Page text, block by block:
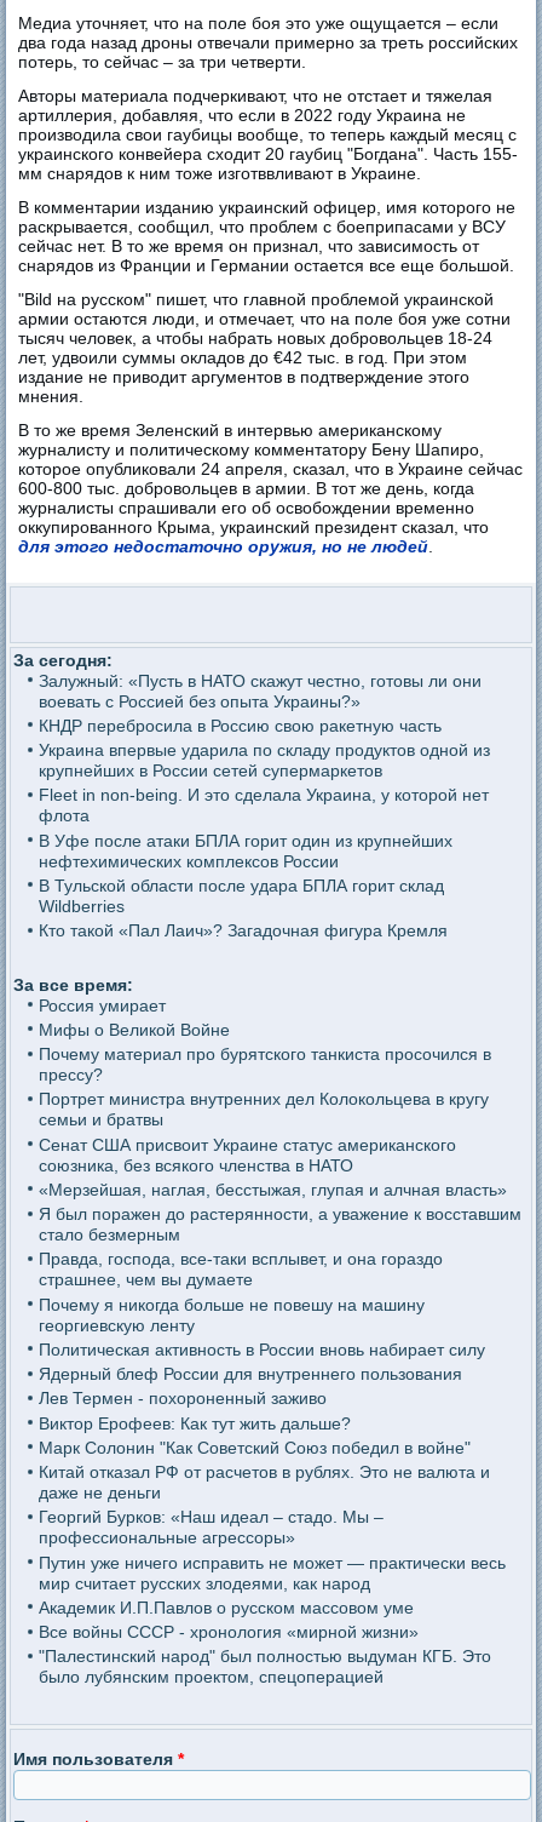
Медиа уточняет, что на поле боя это уже ощущается – если
два года назад дроны отвечали примерно за треть российских
потерь, то сейчас – за три четверти.
Авторы материала подчеркивают, что не отстает и тяжелая
артиллерия, добавляя, что если в 2022 году Украина не
производила свои гаубицы вообще, то теперь каждый месяц с
украинского конвейера сходит 20 гаубиц "Богдана". Часть 155-
мм снарядов к ним тоже изготввливают в Украине.
В комментарии изданию украинский офицер, имя которого не
раскрывается, сообщил, что проблем с боеприпасами у ВСУ
сейчас нет. В то же время он признал, что зависимость от
снарядов из Франции и Германии остается все еще большой.
"Bild на русском" пишет, что главной проблемой украинской
армии остаются люди, и отмечает, что на поле боя уже сотни
тысяч человек, а чтобы набрать новых добровольцев 18-24
лет, удвоили суммы окладов до €42 тыс. в год. При этом
издание не приводит аргументов в подтверждение этого
мнения.
В то же время Зеленский в интервью американскому
журналисту и политическому комментатору Бену Шапиро,
которое опубликовали 24 апреля, сказал, что в Украине сейчас
600-800 тыс. добровольцев в армии. В тот же день, когда
журналисты спрашивали его об освобождении временно
оккупированного Крыма, украинский президент сказал, что
для этого недостаточно оружия, но не людей
За сегодня:
Залужный: «Пусть в НАТО скажут честно, готовы ли они
воевать с Россией без опыта Украины?»
КНДР перебросила в Россию свою ракетную часть
Украина впервые ударила по складу продуктов одной из
крупнейших в России сетей супермаркетов
Fleet in non-being. И это сделала Украина, у которой нет
флота
В Уфе после атаки БПЛА горит один из крупнейших
нефтехимических комплексов России
В Тульской области после удара БПЛА горит склад
Wildberries
Кто такой «Пал Лаич»? Загадочная фигура Кремля
За все время:
Россия умирает
Мифы о Великой Войне
Почему материал про бурятского танкиста просочился в
прессу?
Портрет министра внутренних дел Колокольцева в кругу
семьи и братвы
Сенат США присвоит Украине статус американского
союзника, без всякого членства в НАТО
«Мерзейшая, наглая, бесстыжая, глупая и алчная власть»
Я был поражен до растерянности, а уважение к восставшим
стало безмерным
Правда, господа, все-таки всплывет, и она гораздо
страшнее, чем вы думаете
Почему я никогда больше не повешу на машину
георгиевскую ленту
Политическая активность в России вновь набирает силу
Ядерный блеф России для внутреннего пользования
Лев Термен - похороненный заживо
Виктор Ерофеев: Как тут жить дальше?
Марк Солонин "Как Советский Союз победил в войне"
Китай отказал РФ от расчетов в рублях. Это не валюта и
даже не деньги
Георгий Бурков: «Наш идеал – стадо. Мы –
профессиональные агрессоры»
Путин уже ничего исправить не может — практически весь
мир считает русских злодеями, как народ
Академик И.П.Павлов о русском массовом уме
Все войны СССР - хронология «мирной жизни»
"Палестинский народ" был полностью выдуман КГБ. Это
было лубянским проектом, спецоперацией
Имя пользователя*